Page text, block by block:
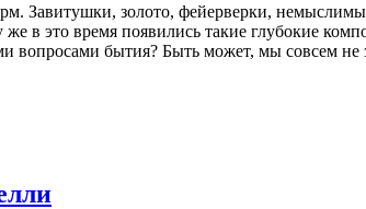
Завитушки, золото, фейерверки,
в это время появились такие глубокие
вопросами бытия? Быть может, мы совсем не